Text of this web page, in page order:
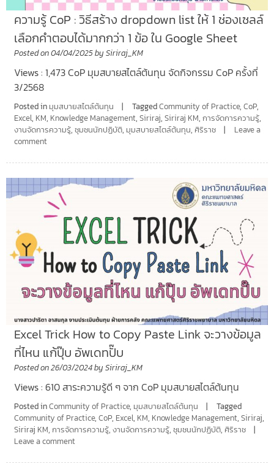
ความรู้ CoP : วิธีสร้าง dropdown list ให้ 1 ช่องเซลล์
เลือกคำตอบได้มากกว่า 1 ข้อ ใน Google Sheet
Posted on04/04/2025by Siriraj_KM
Views : 1,473 CoP มุมสบายสไตล์ต้นทุน จัดกิจกรรม CoP ครั้งที่
3/2568
Posted in มุมสบายสไตล์ต้นทุน TaggedCommunity of Practice, CoP,
Excel, KM, Knowledge Management, Siriraj, Siriraj KM, การจัดการความรู้,
งานจัดการความรู้, ชุมชนนักปฏิบัติ, มุมสบายสไตล์ต้นทุน, ศิริราช
Leave a
comment
Excel Trick How to Copy Paste Link จะวางข้อมูล
ที่ไหน แก้ปุ๊บ อัพเดทปั๊บ
Posted on26/03/2024by Siriraj_KM
Views : 610 สาระความรู้ดี ๆ จาก CoP มุมสบายสไตล์ต้นทุน
Posted inCommunity of Practice, มุมสบายสไตล์ต้นทุน
Tagged
Community of Practice, CoP, Excel, KM, Knowledge Management, Siriraj,
Siriraj KM, การจัดการความรู้, งานจัดการความรู้, ชุมชนนักปฏิบัติ, ศิริราช
Leave a comment